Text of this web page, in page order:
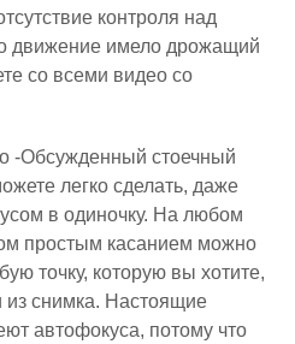
контроля над
движение имело дрожащий
со всеми видео со
-Обсужденный стоечный
легко сделать, даже
в одиночку. На любом
простым касанием можно
точку, которую вы хотите,
из снимка. Настоящие
автофокуса, потому что